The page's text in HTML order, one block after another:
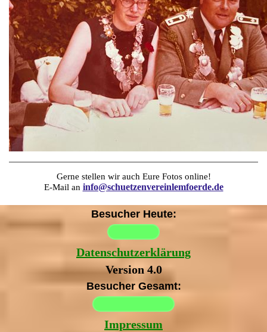
Gerne stellen wir auch Eure Fotos online!
E-Mail an info@schuetzenvereinlemfoerde.de
Besucher Heute:
Datenschutzerklärung
Version 4.0
Besucher Gesamt:
Impressum